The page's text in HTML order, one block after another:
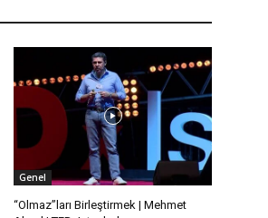
Genel
“Olmaz”ları Birleştirmek | Mehmet